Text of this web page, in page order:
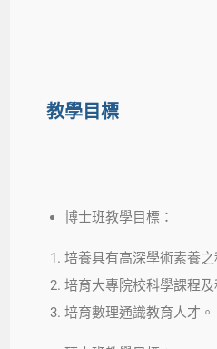
教學目標
博士班教學目標：
培養具有高深學術素養
培育大專院校科學課程
培育數理通識教育人才。